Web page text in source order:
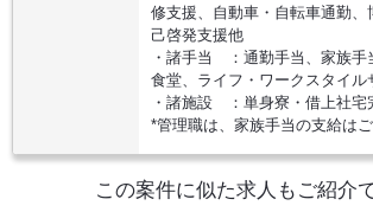
修支援、自動車・自転車通勤、
己啓発支援他
・諸手当 ：通勤手当、家族手
食堂、ライフ・ワークスタイ
・諸施設 ：単身寮・借上社
*管理職は、家族手当の支給はご
この案件に似た求人もご紹介